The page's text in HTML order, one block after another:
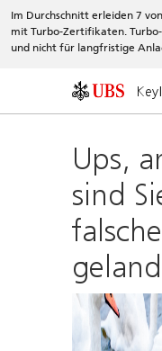
Im Durchschnitt erleiden 7
mit Turbo-Zertifikaten.
und nicht für langfristige
Ups,
sind